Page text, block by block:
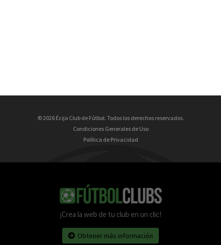
© 2026 Écija Club de Fútbol. Todos los derechos reservados.
Condiciones Generales de Uso
Política de Privacidad
¡Crea la web de tu club en un clic!
Obtener más información